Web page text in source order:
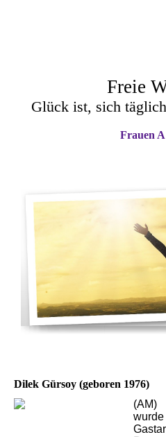
Freie
Glück ist, sich
Frauen
Dilek Gürsoy (geboren 1976)
(AM)